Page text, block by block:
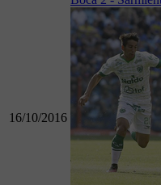
16/10/2016